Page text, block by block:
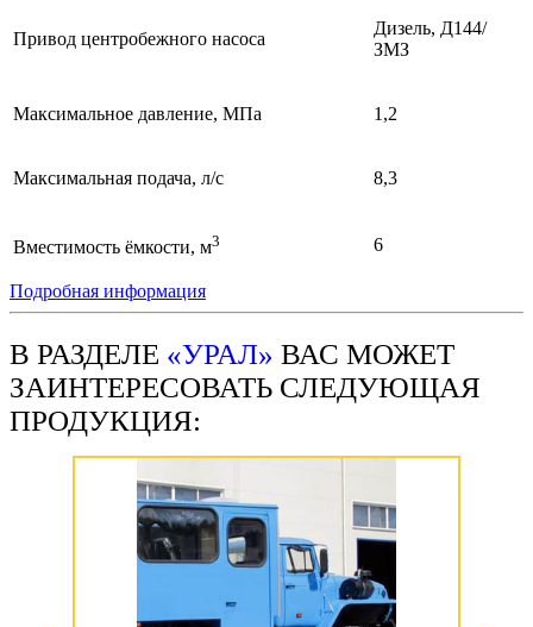
Привод центробежного насоса
Дизель, Д144/
ЗМЗ
Максимальное давление, МПа 1,2
Максимальная подача, л/с 8,3
Вместимость ёмкости, м3 6
Подробная информация
В РАЗДЕЛЕ «УРАЛ» ВАС МОЖЕТ
ЗАИНТЕРЕСОВАТЬ СЛЕДУЮЩАЯ
ПРОДУКЦИЯ: